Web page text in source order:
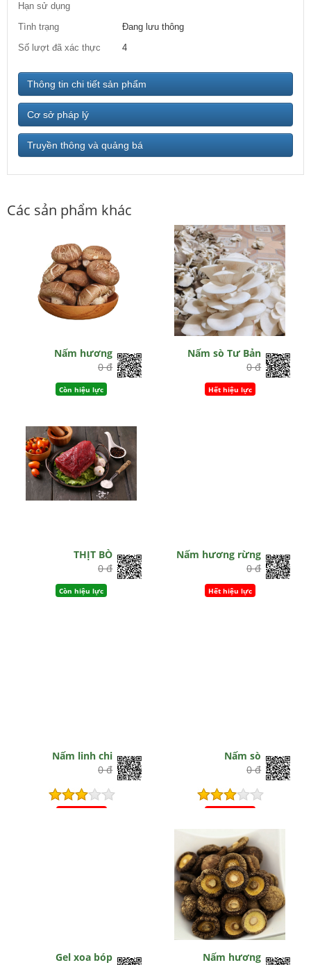
Hạn sử dụng
Tình trạng
Đang lưu thông
Số lượt đã xác thực
4
Thông tin chi tiết sản phẩm
Cơ sở pháp lý
Truyền thông và quảng bá
Các sản phẩm khác
Nấm hương
0 đ
Còn hiệu lực
Nấm sò Tư Bản
0 đ
Hết hiệu lực
THỊT BÒ
0 đ
Còn hiệu lực
Nấm hương rừng
0 đ
Hết hiệu lực
Nấm linh chi
0 đ
Nấm sò
0 đ
Gel xoa bóp
Nấm hương